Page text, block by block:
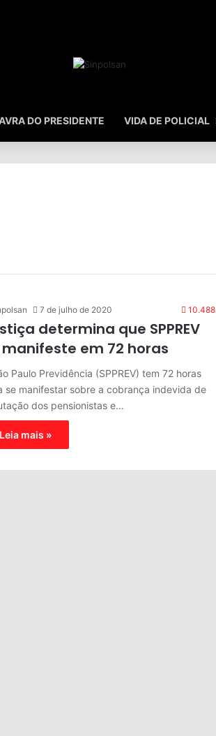
DO PRESIDENTE VIDA DE POLICIAL
7 de julho de 2020 10.488
determina que SPPREV
manifeste em 72 horas
Paulo Previdência (SPPREV) tem 72 horas
se manifestar sobre a cobrança indevida de
dos pensionistas e…
Leia mais »